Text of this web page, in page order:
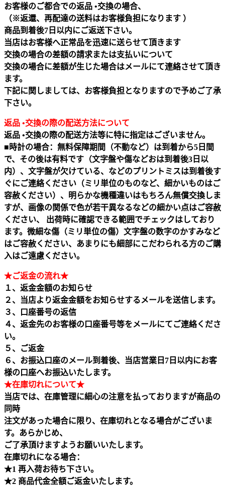
お客様のご都合での返品 •交換の場合、
（※返還、再配達の送料はお客様負担になります ）
商品到着後7日以内にご返送下さい。
当店はお客様へ正常品を迅速に送らせて頂きます
交換の場合の差額の請求または支払いについて
交換の場合に差額が生じた場合はメールにて連絡させて頂き
ます。
下記に関しましては、お客様負担となりますので予めご了承
下さい。
返品 •交換の際の配送方法について
返品 •交換の際の配送方法等に特に指定はございません。
■時計の場合：無料保障期間（不動など）は到着から5日間
で、その後は有料です（文字盤や傷などおは到着後3日以
内）、文字盤が欠けている、などのプリントミスは到着後す
ぐにご連絡ください（ミリ単位のものなど、細かいものはご
容赦ください）、明らかな機種違いはもちろん無償交換しま
すが、画像の関係で色が若干異なるなどの細かい点はご容赦
ください、 出荷時に確認できる範囲でチェックはしており
ます。微細な傷（ミリ単位の傷）文字盤の数字のかすみなど
はご容赦ください、あまりにも細部にこだわられる方のご購
入はご遠慮ください。
★ご返金の流れ★
１、返金金額のお知らせ
２、当店より返金金額をお知らせするメールを送信します。
３、口座番号の返信
４、返金先のお客様の口座番号等をメールにてご連絡くださ
い。
５、ご返金
６、お振込口座のメール到着後、当店営業日7日以内にお客
様の口座へお振込いたします。
★在庫切れについて★
当店では、在庫管理に細心の注意を払っておりますが商品の
同時
注文があった場合に限り、在庫切れとなる場合がございま
す。あらかじめ、
ご了承頂けますようお願いいたします。
在庫切れになる場合：
★1 再入荷お待ち下さい。
★2 商品代金全額ご返金いたします。